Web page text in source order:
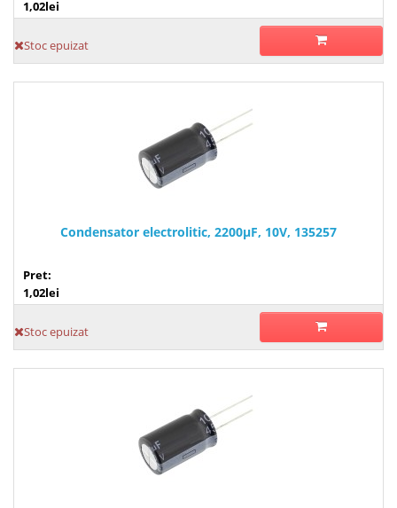
1,02lei
Stoc epuizat
Condensator electrolitic, 2200µF, 10V, 135257
Pret:
1,02lei
Stoc epuizat